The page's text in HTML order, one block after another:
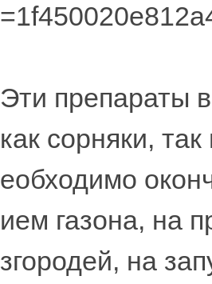
Эти препараты
как сорняки,
еобходимо
ием газона, на
згородей, на